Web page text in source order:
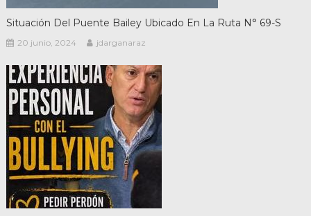
Situación Del Puente Bailey Ubicado En La Ruta N° 69-S
20 junio, 2024 jdarganaraz